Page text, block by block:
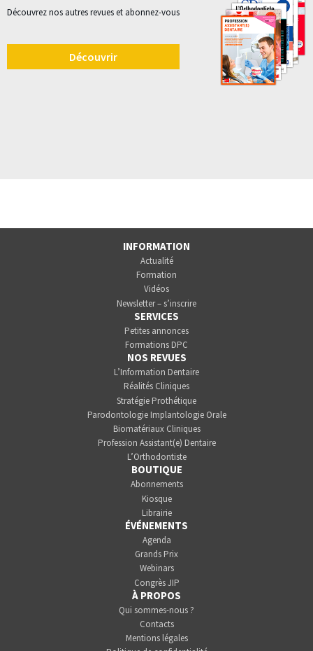
Découvrez nos autres revues et abonnez-vous
Découvrir
INFORMATION
Actualité
Formation
Vidéos
Newsletter – s’inscrire
SERVICES
Petites annonces
Formations DPC
NOS REVUES
L’Information Dentaire
Réalités Cliniques
Stratégie Prothétique
Parodontologie Implantologie Orale
Biomatériaux Cliniques
Profession Assistant(e) Dentaire
L’Orthodontiste
BOUTIQUE
Abonnements
Kiosque
Librairie
ÉVÉNEMENTS
Agenda
Grands Prix
Webinars
Congrès JIP
À PROPOS
Qui sommes-nous ?
Contacts
Mentions légales